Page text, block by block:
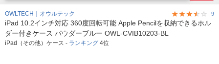
OWLTECH｜オウルテック 9
iPad 10.2インチ対応 360度回転可能 Apple Pencilを収納できるホル
ダー付きケース パウダーブルー OWL-CVIB10203-BL
iPad（その他）ケース - ランキング 4位